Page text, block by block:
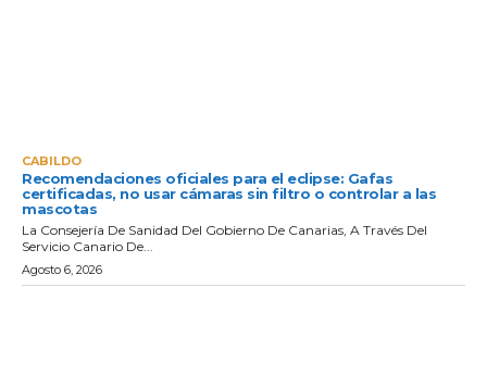
CABILDO
Recomendaciones oficiales para el eclipse: Gafas
certificadas, no usar cámaras sin filtro o controlar a las
mascotas
La Consejería De Sanidad Del Gobierno De Canarias, A Través Del
Servicio Canario De...
Agosto 6, 2026